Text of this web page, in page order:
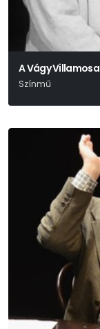
A Vágy Villamosa
Színmű